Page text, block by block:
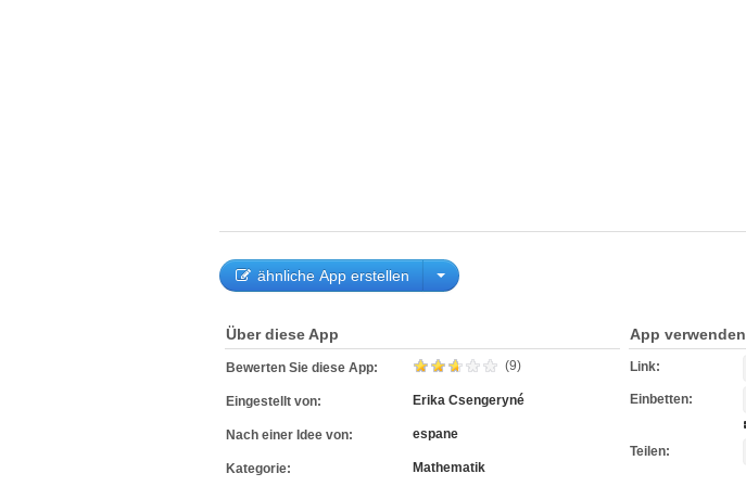
ähnliche App erstellen
Über diese App
Bewerten Sie diese App: (9)
Eingestellt von: Erika Csengeryné
Nach einer Idee von: espane
Kategorie: Mathematik
App verwenden
Link:
Einbetten:
Teilen: